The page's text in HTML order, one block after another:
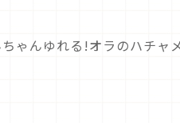
ゃんゆれる!オラのハチャ